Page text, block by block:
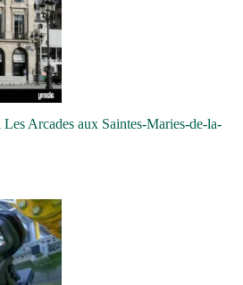
Arcades aux Saintes-Maries-de-la-